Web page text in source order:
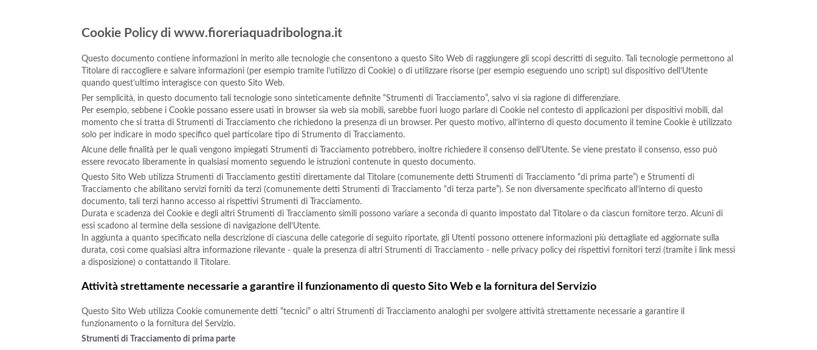
Cookie Policy di www.fioreriaquadribologna.it
Questo documento contiene informazioni in merito alle tecnologie che consentono a questo Sito Web di raggiungere gli scopi descritti di seguito. Tali tecnologie permettono al
Titolare di raccogliere e salvare informazioni (per esempio tramite l’utilizzo di Cookie) o di utilizzare risorse (per esempio eseguendo uno script) sul dispositivo dell’Utente
quando quest’ultimo interagisce con questo Sito Web.
Per semplicità, in questo documento tali tecnologie sono sinteticamente definite “Strumenti di Tracciamento”, salvo vi sia ragione di differenziare.
Per esempio, sebbene i Cookie possano essere usati in browser sia web sia mobili, sarebbe fuori luogo parlare di Cookie nel contesto di applicazioni per dispositivi mobili, dal
momento che si tratta di Strumenti di Tracciamento che richiedono la presenza di un browser. Per questo motivo, all’interno di questo documento il temine Cookie è utilizzato
solo per indicare in modo specifico quel particolare tipo di Strumento di Tracciamento.
Alcune delle finalità per le quali vengono impiegati Strumenti di Tracciamento potrebbero, inoltre richiedere il consenso dell’Utente. Se viene prestato il consenso, esso può
essere revocato liberamente in qualsiasi momento seguendo le istruzioni contenute in questo documento.
Questo Sito Web utilizza Strumenti di Tracciamento gestiti direttamente dal Titolare (comunemente detti Strumenti di Tracciamento “di prima parte”) e Strumenti di
Tracciamento che abilitano servizi forniti da terzi (comunemente detti Strumenti di Tracciamento “di terza parte”). Se non diversamente specificato all’interno di questo
documento, tali terzi hanno accesso ai rispettivi Strumenti di Tracciamento.
Durata e scadenza dei Cookie e degli altri Strumenti di Tracciamento simili possono variare a seconda di quanto impostato dal Titolare o da ciascun fornitore terzo. Alcuni di
essi scadono al termine della sessione di navigazione dell’Utente.
In aggiunta a quanto specificato nella descrizione di ciascuna delle categorie di seguito riportate, gli Utenti possono ottenere informazioni più dettagliate ed aggiornate sulla
durata, così come qualsiasi altra informazione rilevante - quale la presenza di altri Strumenti di Tracciamento - nelle privacy policy dei rispettivi fornitori terzi (tramite i link messi
a disposizione) o contattando il Titolare.
Attività strettamente necessarie a garantire il funzionamento di questo Sito Web e la fornitura del Servizio
Questo Sito Web utilizza Cookie comunemente detti “tecnici” o altri Strumenti di Tracciamento analoghi per svolgere attività strettamente necessarie a garantire il
funzionamento o la fornitura del Servizio.
Strumenti di Tracciamento di prima parte